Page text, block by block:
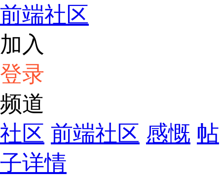
前端社区
加入
登录
频道
社区 前端社区 感慨 帖
子详情